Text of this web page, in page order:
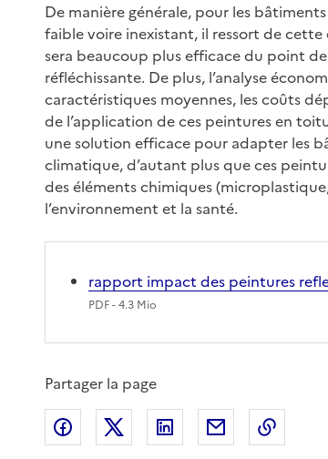
De manière générale, pour les
faible voire inexistant, il ressort de
sera beaucoup plus efficace du point
réfléchissante. De plus, l’analyse
caractéristiques moyennes, les coûts
de l’application de ces peintures en
une solution efficace pour adapter les
climatique, d’autant plus que ces
des éléments chimiques
l’environnement et la santé.
rapport impact des peintures
PDF- 4.3 Mio
Partager la page
Partager sur Facebook
Partager sur XPartager sur LinkedIn
Partager par